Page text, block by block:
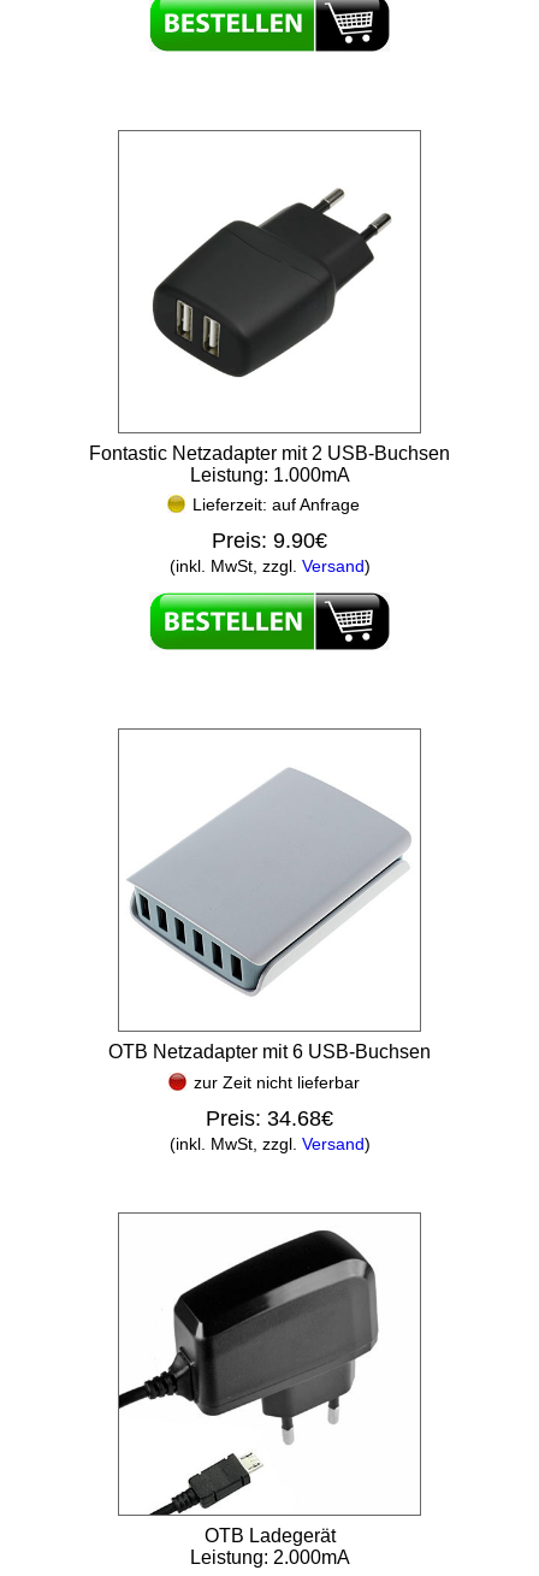
Fontastic Netzadapter mit 2 USB-Buchsen
Leistung: 1.000mA
Lieferzeit: auf Anfrage
Preis: 9.90€
(inkl. MwSt, zzgl. Versand)
OTB Netzadapter mit 6 USB-Buchsen
zur Zeit nicht lieferbar
Preis: 34.68€
(inkl. MwSt, zzgl. Versand)
OTB Ladegerät
Leistung: 2.000mA